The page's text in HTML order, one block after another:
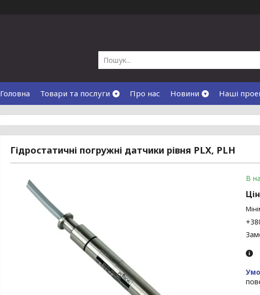
Головна Товари та послуги Про нас Новини Наші
Гідростатичні погружні датчики рівня PLX, PLH
В